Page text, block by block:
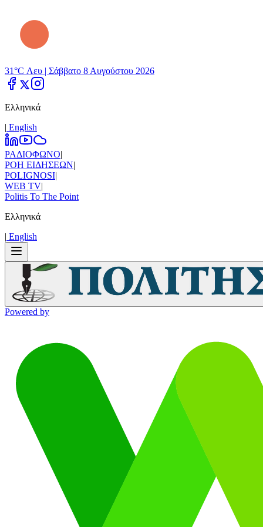
31°C Λευ | Σάββατο 8 Αυγούστου 2026
Ελληνικά
| Εnglish
ΡΑΔΙΟΦΩΝΟ|
ΡΟΗ ΕΙΔΗΣΕΩΝ|
POLIGNOSI|
WEB TV|
Politis To The Point
Ελληνικά
| Εnglish
Powered by